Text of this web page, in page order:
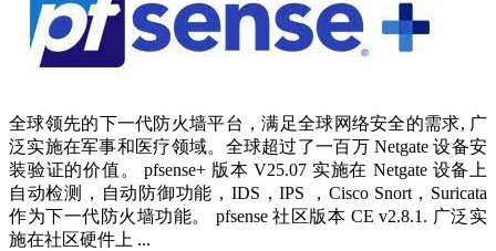
全球领先的下一代防火墙平台，满足全球网络安全的需求, 广
泛实施在军事和医疗领域。全球超过了一百万 Netgate 设备安
装验证的价值。 pfsense+ 版本 V25.07 实施在 Netgate 设备上
自动检测，自动防御功能，IDS，IPS ，Cisco Snort，Suricata
作为下一代防火墙功能。 pfsense 社区版本 CE v2.8.1. 广泛实
施在社区硬件上 ...